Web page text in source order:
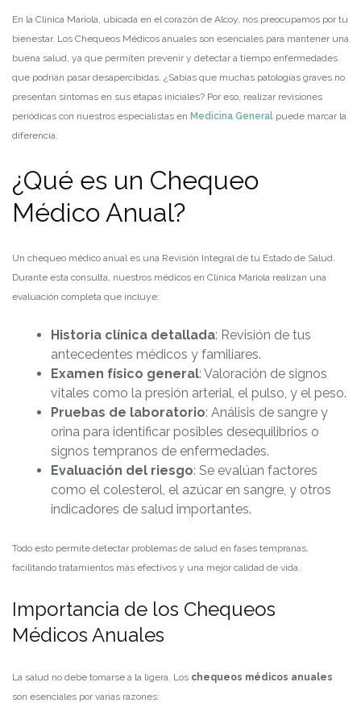
En la Clínica Mariola, ubicada en el corazón de Alcoy, nos preocupamos por tu
bienestar. Los Chequeos Médicos anuales son esenciales para mantener una
buena salud, ya que permiten prevenir y detectar a tiempo enfermedades
que podrían pasar desapercibidas. ¿Sabías que muchas patologías graves no
presentan síntomas en sus etapas iniciales? Por eso, realizar revisiones
periódicas con nuestros especialistas en Medicina General puede marcar la
diferencia.
¿Qué es un Chequeo
Médico Anual?
Un chequeo médico anual es una Revisión Integral de tu Estado de Salud.
Durante esta consulta, nuestros médicos en Clínica Mariola realizan una
evaluación completa que incluye:
Historia clínica detallada: Revisión de tus
antecedentes médicos y familiares.
Examen físico general: Valoración de signos
vitales como la presión arterial, el pulso, y el peso.
Pruebas de laboratorio: Análisis de sangre y
orina para identificar posibles desequilibrios o
signos tempranos de enfermedades.
Evaluación del riesgo: Se evalúan factores
como el colesterol, el azúcar en sangre, y otros
indicadores de salud importantes.
Todo esto permite detectar problemas de salud en fases tempranas,
facilitando tratamientos más efectivos y una mejor calidad de vida.
Importancia de los Chequeos
Médicos Anuales
La salud no debe tomarse a la ligera. Los chequeos médicos anuales
son esenciales por varias razones: